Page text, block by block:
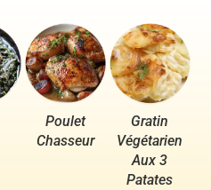
Poulet
Chasseur
Gratin
Végétarien
Aux 3
Patates